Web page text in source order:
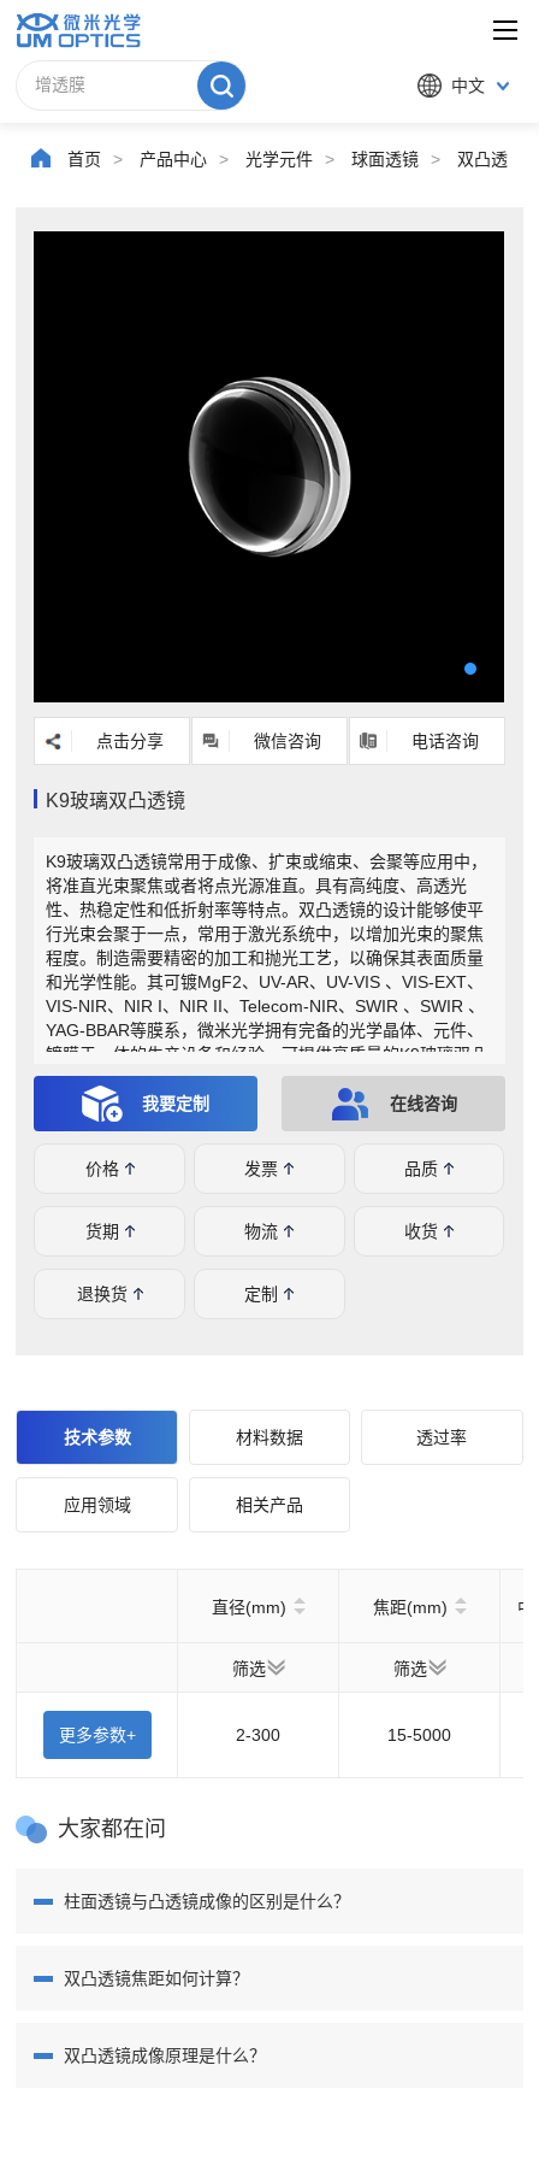
中文
首页 > 产品中心 > 光学元件 > 球面透镜 > 双凸透镜
点击分享 微信咨询 电话咨询
K9玻璃双凸透镜
K9玻璃双凸透镜常用于成像、扩束或缩束、会聚等应用中，
将准直光束聚焦或者将点光源准直。具有高纯度、高透光
性、热稳定性和低折射率等特点。双凸透镜的设计能够使平
行光束会聚于一点，常用于激光系统中，以增加光束的聚焦
程度。制造需要精密的加工和抛光工艺，以确保其表面质量
和光学性能。其可镀MgF2、UV-AR、UV-VIS 、VIS-EXT、
VIS-NIR、NIR I、NIR II、Telecom-NIR、SWIR 、SWIR 、
YAG-BBAR等膜系，微米光学拥有完备的光学晶体、元件、
镀膜于一体的生产设备和经验，可提供高质量的K9玻璃双凸
透镜。作为光学元件厂家，还可以根据需求为您定制不同形
状规格的光学元件，如您有任何问题或需求，欢迎在线咨
我要定制 在线咨询
价格 发票 品质
货期 物流 收货
退换货 定制
技术参数 材料数据 透过率
应用领域 相关产品
直径(mm) 焦距(mm) 中
筛选 筛选
更多参数+ 2-300 15-5000
大家都在问
柱面透镜与凸透镜成像的区别是什么？
双凸透镜焦距如何计算？
双凸透镜成像原理是什么？